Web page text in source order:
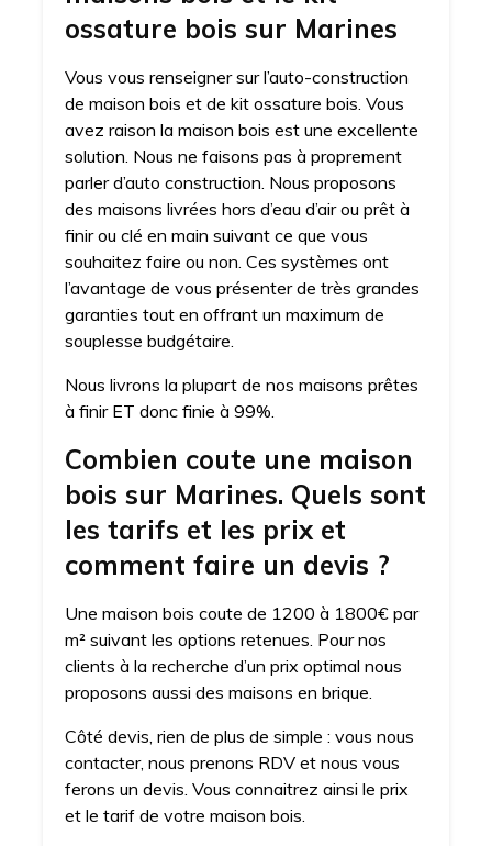
ossature bois sur Marines
Vous vous renseigner sur l’auto-construction
de maison bois et de kit ossature bois. Vous
avez raison la maison bois est une excellente
solution. Nous ne faisons pas à proprement
parler d’auto construction. Nous proposons
des maisons livrées hors d’eau d’air ou prêt à
finir ou clé en main suivant ce que vous
souhaitez faire ou non. Ces systèmes ont
l’avantage de vous présenter de très grandes
garanties tout en offrant un maximum de
souplesse budgétaire.
Nous livrons la plupart de nos maisons prêtes
à finir ET donc finie à 99%.
Combien coute une maison
bois sur Marines. Quels sont
les tarifs et les prix et
comment faire un devis ?
Une maison bois coute de 1200 à 1800€ par
m² suivant les options retenues. Pour nos
clients à la recherche d’un prix optimal nous
proposons aussi des maisons en brique.
Côté devis, rien de plus de simple : vous nous
contacter, nous prenons RDV et nous vous
ferons un devis. Vous connaitrez ainsi le prix
et le tarif de votre maison bois.